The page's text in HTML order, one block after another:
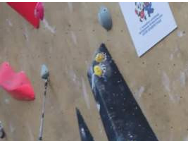
Красноярские
спортсмены
первые
российско-
молодёжных